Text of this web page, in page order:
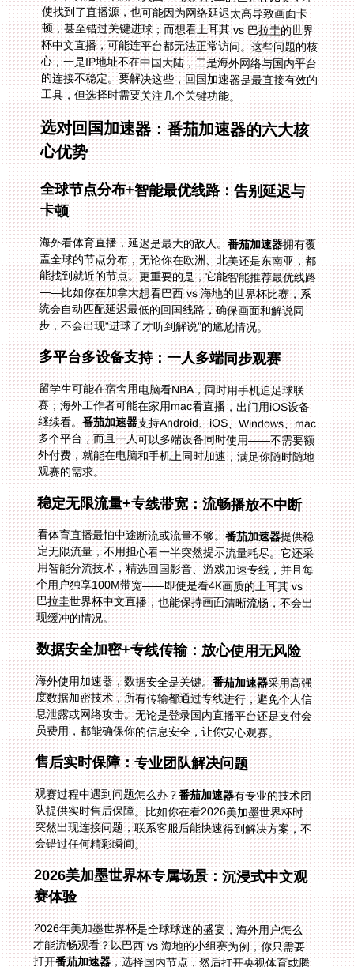
工具，但选择时需要关注几个关键功能。
选对回国加速器：番茄加速器的六大核
心优势
全球节点分布+智能最优线路：告别延迟与
卡顿
海外看体育直播，延迟是最大的敌人。番茄加速器拥有覆
盖全球的节点分布，无论你在欧洲、北美还是东南亚，都
能找到就近的节点。更重要的是，它能智能推荐最优线路
——比如你在加拿大想看巴西 vs 海地的世界杯比赛，系
统会自动匹配延迟最低的回国线路，确保画面和解说同
步，不会出现“进球了才听到解说”的尴尬情况。
多平台多设备支持：一人多端同步观赛
留学生可能在宿舍用电脑看NBA，同时用手机追足球联
赛；海外工作者可能在家用mac看直播，出门用iOS设备
继续看。番茄加速器支持Android、iOS、Windows、mac
多个平台，而且一人可以多端设备同时使用——不需要额
外付费，就能在电脑和手机上同时加速，满足你随时随地
观赛的需求。
稳定无限流量+专线带宽：流畅播放不中断
看体育直播最怕中途断流或流量不够。番茄加速器提供稳
定无限流量，不用担心看一半突然提示流量耗尽。它还采
用智能分流技术，精选回国影音、游戏加速专线，并且每
个用户独享100M带宽——即使是看4K画质的土耳其 vs
巴拉圭世界杯中文直播，也能保持画面清晰流畅，不会出
现缓冲的情况。
数据安全加密+专线传输：放心使用无风险
海外使用加速器，数据安全是关键。番茄加速器采用高强
度数据加密技术，所有传输都通过专线进行，避免个人信
息泄露或网络攻击。无论是登录国内直播平台还是支付会
员费用，都能确保你的信息安全，让你安心观赛。
售后实时保障：专业团队解决问题
观赛过程中遇到问题怎么办？番茄加速器有专业的技术团
队提供实时售后保障。比如你在看2026美加墨世界杯时
突然出现连接问题，联系客服后能快速得到解决方案，不
会错过任何精彩瞬间。
2026美加墨世界杯专属场景：沉浸式中文观
赛体验
2026年美加墨世界杯是全球球迷的盛宴，海外用户怎么
才能流畅观看？以巴西 vs 海地的小组赛为例，你只需要
打开番茄加速器，选择国内节点，然后打开央视体育或腾
讯体育APP，就能直接观看中文解说的直播；如果想看美
国 vs 澳大利亚的比赛，同样步骤，即使你在美国本土，
也能突破地区限制；而土耳其 vs 巴拉圭的中文直播，通